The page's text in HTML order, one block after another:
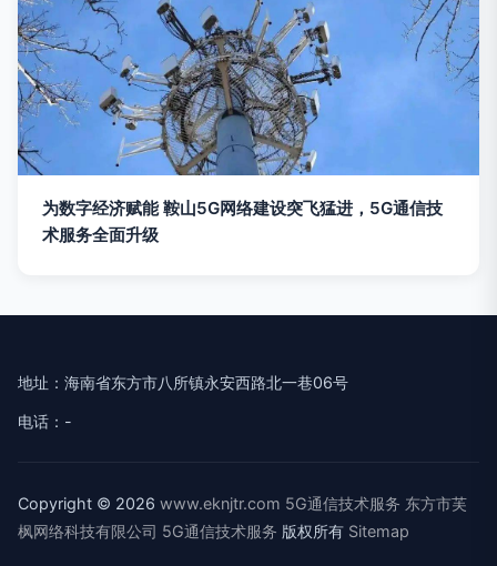
为数字经济赋能 鞍山5G网络建设突飞猛进，5G通信技
术服务全面升级
地址：海南省东方市八所镇永安西路北一巷06号
电话：-
Copyright © 2026 www.eknjtr.com 5G通信技术服务 东方市芙
枫网络科技有限公司 5G通信技术服务 版权所有 Sitemap